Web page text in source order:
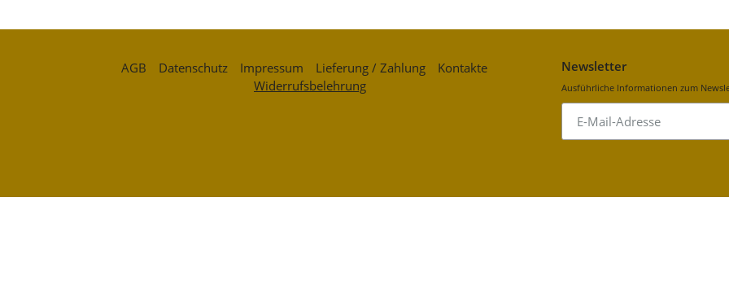
AGB Datenschutz Impressum Lieferung / Zahlung
Kontakte
Widerrufsbelehrung
Newsletter
Ausführliche Informationen zum